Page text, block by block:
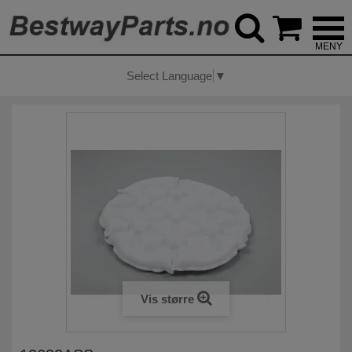
Select Language ▼
Vis større
 